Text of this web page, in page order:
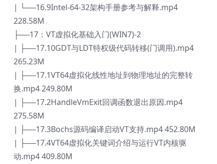
| └──16.9Intel-64-32架构手册参考与解释.mp4
228.58M
├──17：VT虚拟化基础入门(WIN7)-2
| ├──17.10GDT与LDT特权级代码转移(门调用).mp4
265.23M
| ├──17.1VT64虚拟化线性地址到物理地址的完整转
换.mp4 249.80M
| ├──17.2HandleVmExit回调函数退出原因.mp4
275.58M
| ├──17.3Bochs源码编译启动VT支持.mp4 452.80M
| ├──17.4VT64虚拟化关键词介绍与运行VT内核驱
动.mp4 409.80M